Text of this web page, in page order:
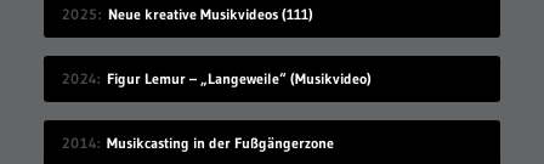
2025 Neue kreative Musikvideos (111)
2024 Figur Lemur – „Langeweile“ (Musikvideo)
2014 Musikcasting in der Fußgängerzone